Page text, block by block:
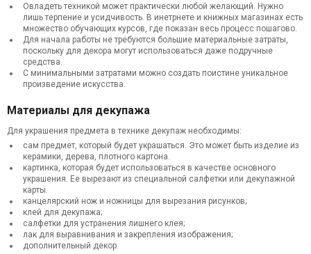
Овладеть техникой может практически любой желающий. Нужно
лишь терпение и усидчивость. В инетрнете и книжных магазинах есть
множество обучающих курсов, где показан весь процесс пошагово.
Для начала работы не требуются большие материальные затраты,
поскольку для декора могут использоваться даже подручные
средства.
С минимальными затратами можно создать поистине уникальное
произведение искусства.
Материалы для декупажа
Для украшения предмета в технике декупаж необходимы:
сам предмет, который будет украшаться. Это может быть изделие из
керамики, дерева, плотного картона.
картинка, которая будет использоваться в качестве основного
украшения. Ее вырезают из специальной салфетки или декупажной
карты.
канцелярский нож и ножницы для вырезания рисунков;
клей для декупажа;
салфетки для устранения лишнего клея;
лак для выравнивания и закрепления изображения;
дополнительный декор.